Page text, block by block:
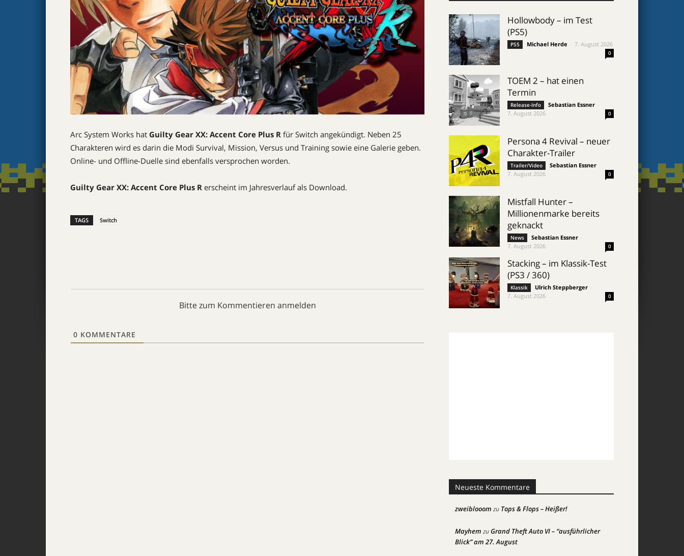
Arc System Works hat Guilty Gear XX: Accent Core Plus R für Switch angekündigt. Neben 25
Charakteren wird es darin die Modi Survival, Mission, Versus und Training sowie eine Galerie geben.
Online- und Offline-Duelle sind ebenfalls versprochen worden.
Guilty Gear XX: Accent Core Plus R erscheint im Jahresverlauf als Download.
TAGS Switch
Bitte zum Kommentieren anmelden
0 KOMMENTARE
Hollowbody – im Test
(PS5)
PS5 Michael Herde 7. August 2026
0
TOEM 2 – hat einen
Termin
Release-Info Sebastian Essner
7. August 2026
0
Persona 4 Revival – neuer
Charakter-Trailer
Trailer/Video Sebastian Essner
7. August 2026
0
Mistfall Hunter –
Millionenmarke bereits
geknackt
News Sebastian Essner
7. August 2026
0
Stacking – im Klassik-Test
(PS3 / 360)
Klassik Ulrich Steppberger
7. August 2026
0
Neueste Kommentare
zweiblooom zu Tops & Flops – Heißer!
Mayhem zuGrand Theft Auto VI – “ausführlicher
Blick” am 27. August